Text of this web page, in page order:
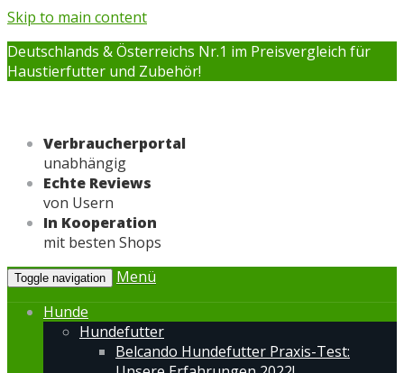
Skip to main content
Deutschlands & Österreichs Nr.1 im Preisvergleich für
Haustierfutter und Zubehör!
Verbraucherportal
unabhängig
Echte Reviews
von Usern
In Kooperation
mit besten Shops
Toggle navigation
Menü
Hunde
Hundefutter
Belcando Hundefutter Praxis-Test: